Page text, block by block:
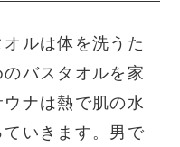
ルは体を洗うた
バスタオルを家
ナは熱で肌の水
いきます。男で